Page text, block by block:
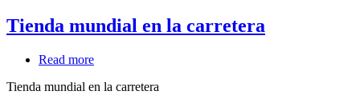
Tienda mundial en la carretera
Read more
mundial
Tienda mundial en la carretera